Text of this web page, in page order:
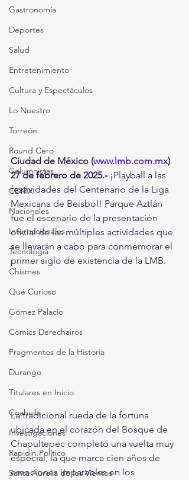
Gastronomía
Deportes
Salud
Entretenimiento
Cultura y Espectáculos
Lo Nuestro
Torreón
Round Cero
Columnistas
CDMX
Nacionales
Internacionales
Tecnología
Chismes
Qué Curioso
Gómez Palacio
Comics Derechairos
Fragmentos de la Historia
Durango
Titulares en Inicio
Coahuila
Investigaciones
Rapidín Político
Santa Aurelia de los Vientos
Ciudad de México (www.lmb.com.mx)
27 de febrero de 2025.- ¡Playball a las
festividades del Centenario de la Liga
Mexicana de Beisbol! Parque Aztlán
fue el escenario de la presentación
oficial de las múltiples actividades que
se llevarán a cabo para conmemorar el
primer siglo de existencia de la LMB.
La tradicional rueda de la fortuna
ubicada en el corazón del Bosque de
Chapultepec completó una vuelta muy
especial, la que marca cien años de
emociones imparables en los